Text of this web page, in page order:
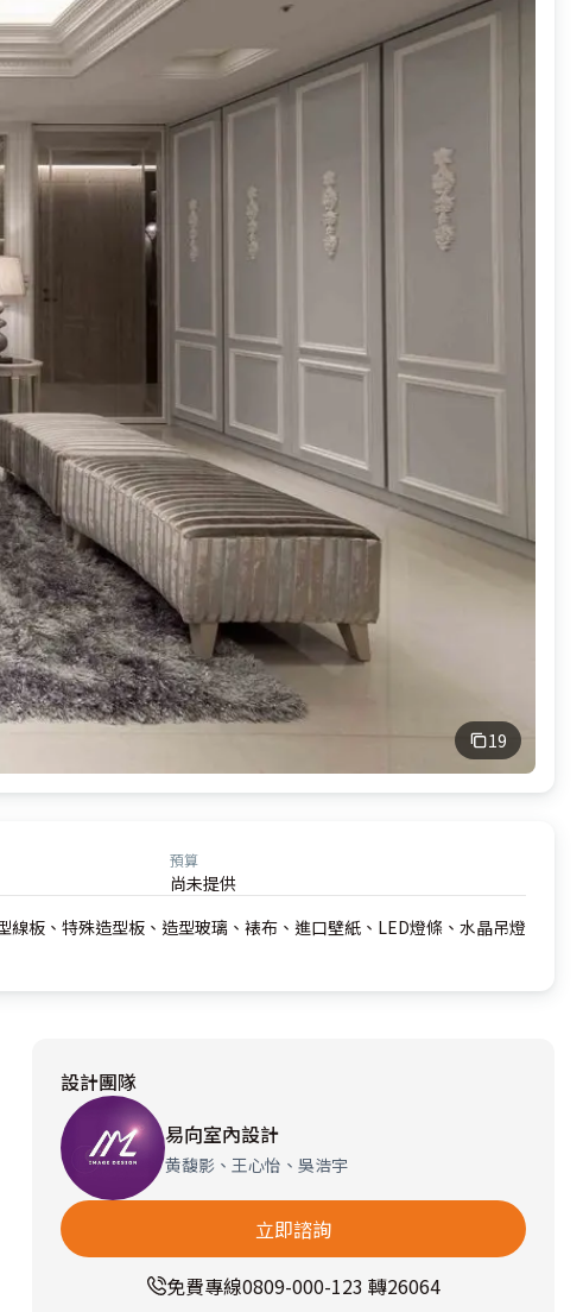
19
預算
尚未提供
板、特殊造型板、造型玻璃、裱布、進口壁紙、LED燈條、水晶吊燈
設計團隊
易向室內設計
黄馥影、王心怡、吳浩宇
立即諮詢
免費專線0809-000-123 轉26064